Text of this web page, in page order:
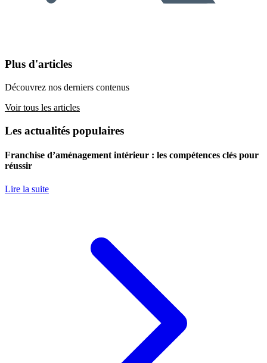
Plus d'articles
Découvrez nos derniers contenus
Voir tous les articles
Les actualités populaires
Franchise d’aménagement intérieur : les compétences clés pour
réussir
Lire la suite